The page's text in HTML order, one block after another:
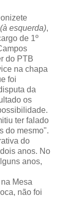
(à esquerda),
de 1º
do PTB
na chapa
foi
da
os
ter falado
do mesmo".
do
anos. No
anos,
Mesa
não foi